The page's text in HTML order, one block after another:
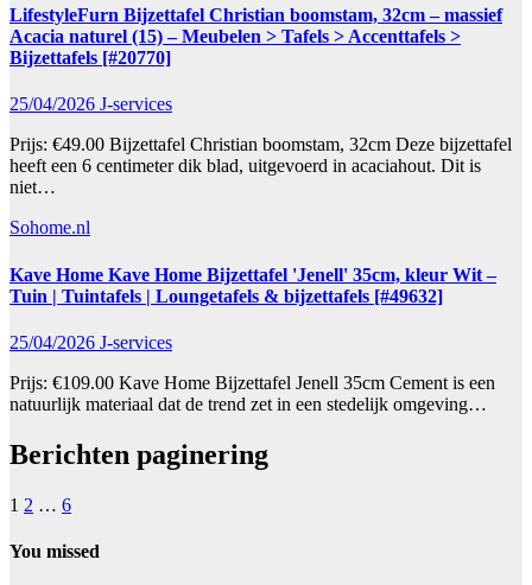
LifestyleFurn Bijzettafel Christian boomstam, 32cm – massief
Acacia naturel (15) – Meubelen > Tafels > Accenttafels >
Bijzettafels [#20770]
25/04/2026 J-services
Prijs: €49.00 Bijzettafel Christian boomstam, 32cm Deze bijzettafel
heeft een 6 centimeter dik blad, uitgevoerd in acaciahout. Dit is
niet…
Sohome.nl
Kave Home Kave Home Bijzettafel 'Jenell' 35cm, kleur Wit –
Tuin | Tuintafels | Loungetafels & bijzettafels [#49632]
25/04/2026 J-services
Prijs: €109.00 Kave Home Bijzettafel Jenell 35cm Cement is een
natuurlijk materiaal dat de trend zet in een stedelijk omgeving…
Berichten paginering
1 2 … 6
You missed